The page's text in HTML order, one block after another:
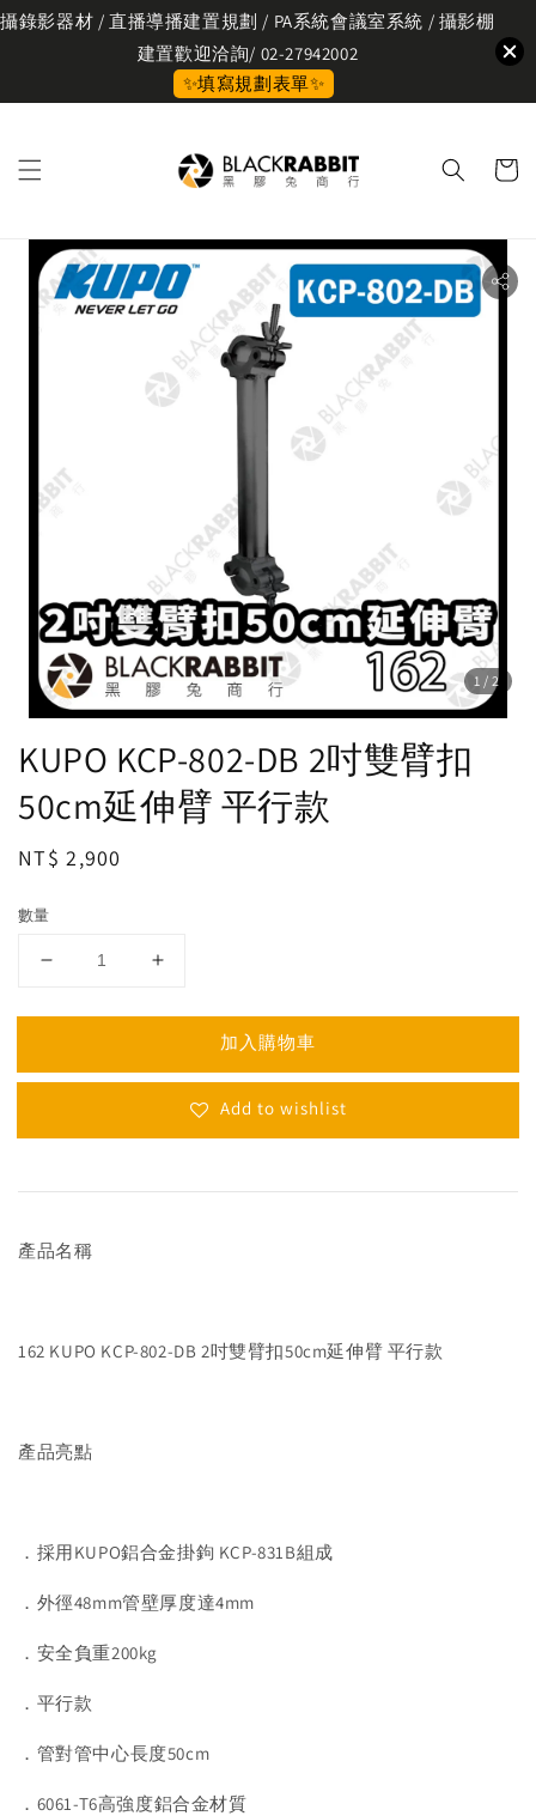
攝錄影器材 / 直播導播建置規劃 / PA系統會議室系統 / 攝影棚
建置歡迎洽詢/ 02-27942002
✨填寫規劃表單✨
1 /2
KUPO KCP-802-DB 2吋雙臂扣
50cm延伸臂 平行款
Regular
NT$ 2,900
數量
加入購物車
Add to wishlist
產品名稱
162 KUPO KCP-802-DB 2吋雙臂扣50cm延伸臂 平行款
產品亮點
．採用KUPO鋁合金掛鉤 KCP-831B組成
．外徑48mm管壁厚度達4mm
．安全負重200kg
．平行款
．管對管中心長度50cm
．6061-T6高強度鋁合金材質